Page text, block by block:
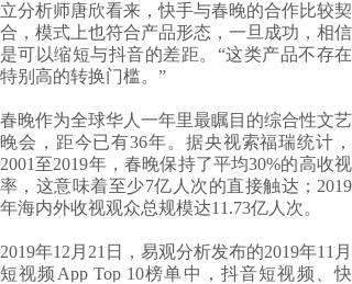
立分析师唐欣看来，快手与春晚的合作比较契
合，模式上也符合产品形态，一旦成功，相信
是可以缩短与抖音的差距。“这类产品不存在
特别高的转换门槛。”
春晚作为全球华人一年里最瞩目的综合性文艺
晚会，距今已有36年。据央视索福瑞统计，
2001至2019年，春晚保持了平均30%的高收视
率，这意味着至少7亿人次的直接触达；2019
年海内外收视观众总规模达11.73亿人次。
2019年12月21日，易观分析发布的2019年11月
短视频App Top 10榜单中，抖音短视频、快